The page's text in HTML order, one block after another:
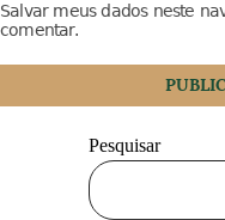
Salvar meus dados neste
comentar.
Pesquisar